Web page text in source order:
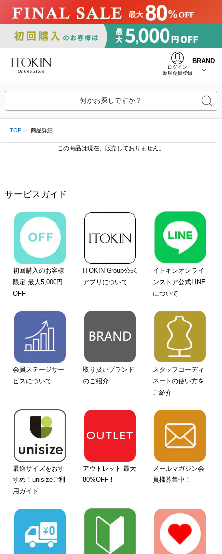
ログイン
新規会員登録
BRAND
何かお探しですか？
TOP 商品詳細
この商品は現在、販売しておりません。
サービスガイド
初回購入のお客様
限定 最大5,000円
OFF
ITOKIN Group公式
アプリについて
イトキンオンライ
ンストア公式LINE
について
会員ステージサー
ビスについて
取り扱いブランド
のご紹介
スタッフコーディ
ネートの使い方を
ご紹介
最適サイズをおす
すめ！unisizeご利
用ガイド
アウトレット 最大
80%OFF！
メールマガジン会
員様募集中！